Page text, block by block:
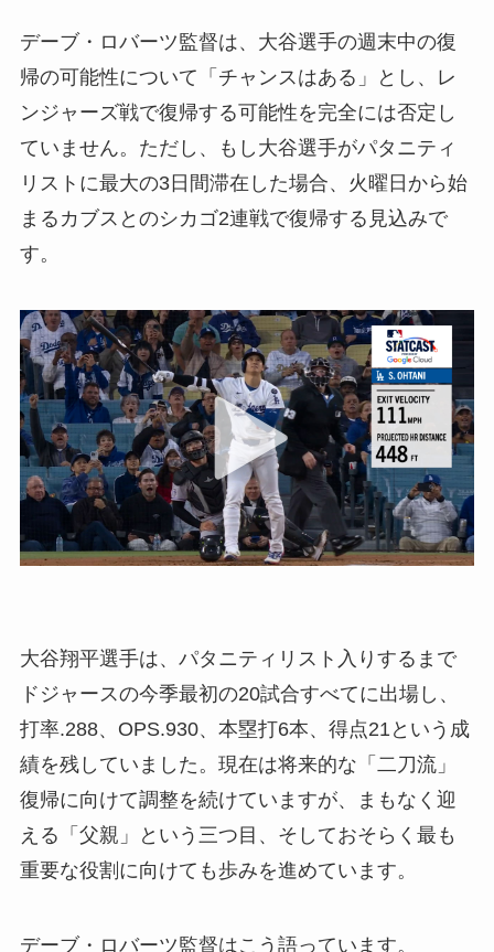
デーブ・ロバーツ監督は、大谷選手の週末中の復
帰の可能性について「チャンスはある」とし、レ
ンジャーズ戦で復帰する可能性を完全には否定し
ていません。ただし、もし大谷選手がパタニティ
リストに最大の3日間滞在した場合、火曜日から始
まるカブスとのシカゴ2連戦で復帰する見込みで
す。
大谷翔平選手は、パタニティリスト入りするまで
ドジャースの今季最初の20試合すべてに出場し、
打率.288、OPS.930、本塁打6本、得点21という成
績を残していました。現在は将来的な「二刀流」
復帰に向けて調整を続けていますが、まもなく迎
える「父親」という三つ目、そしておそらく最も
重要な役割に向けても歩みを進めています。
デーブ・ロバーツ監督はこう語っています。